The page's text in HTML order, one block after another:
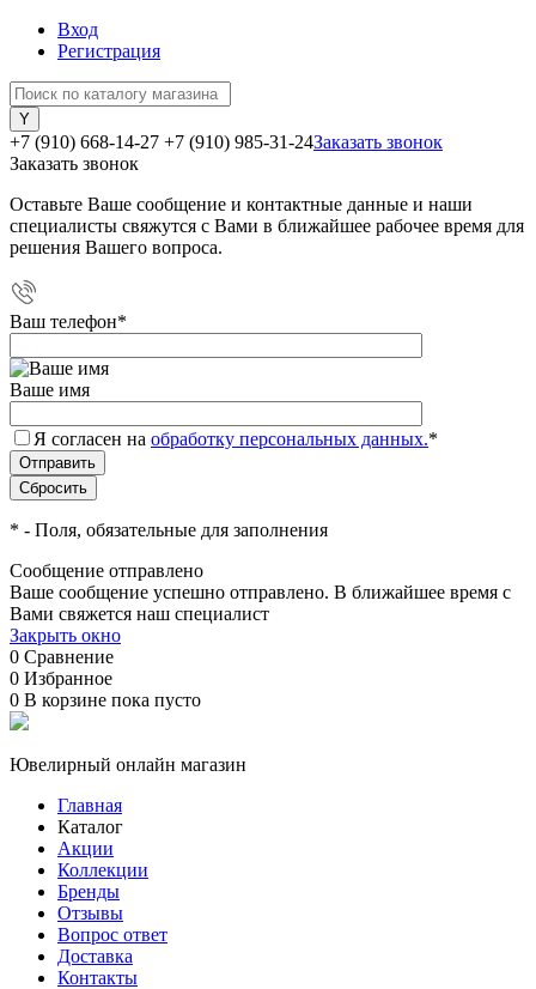
Вход
Регистрация
+7 (910) 668-14-27 +7 (910) 985-31-24Заказать звонок
Заказать звонок
Оставьте Ваше сообщение и контактные данные и наши
специалисты свяжутся с Вами в ближайшее рабочее время для
решения Вашего вопроса.
Ваш телефон*
Ваше имя
Я согласен на обработку персональных данных.*
* - Поля, обязательные для заполнения
Сообщение отправлено
Ваше сообщение успешно отправлено. В ближайшее время с
Вами свяжется наш специалист
Закрыть окно
0 Сравнение
0 Избранное
0 В корзине пока пусто
Ювелирный онлайн магазин
Главная
Каталог
Акции
Коллекции
Бренды
Отзывы
Вопрос ответ
Доставка
Контакты